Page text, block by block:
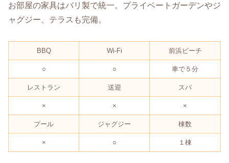
お部屋の家具はバリ製で統一。プライベートガーデンやジ
ャグジー、テラスも完備。
BBQ Wi-Fi 前浜ビーチ
○ ○ 車で５分
レストラン 送迎 スパ
× × ×
プール ジャグジー 棟数
× ○ １棟